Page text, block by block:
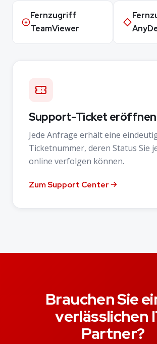
Fernzugriff
TeamViewer
Support-Ticket eröffnen
Jede Anfrage erhält eine
Ticketnummer, deren Status Sie
online verfolgen können.
Zum Support Center
Brauchen Sie
verlässlichen
Partner?